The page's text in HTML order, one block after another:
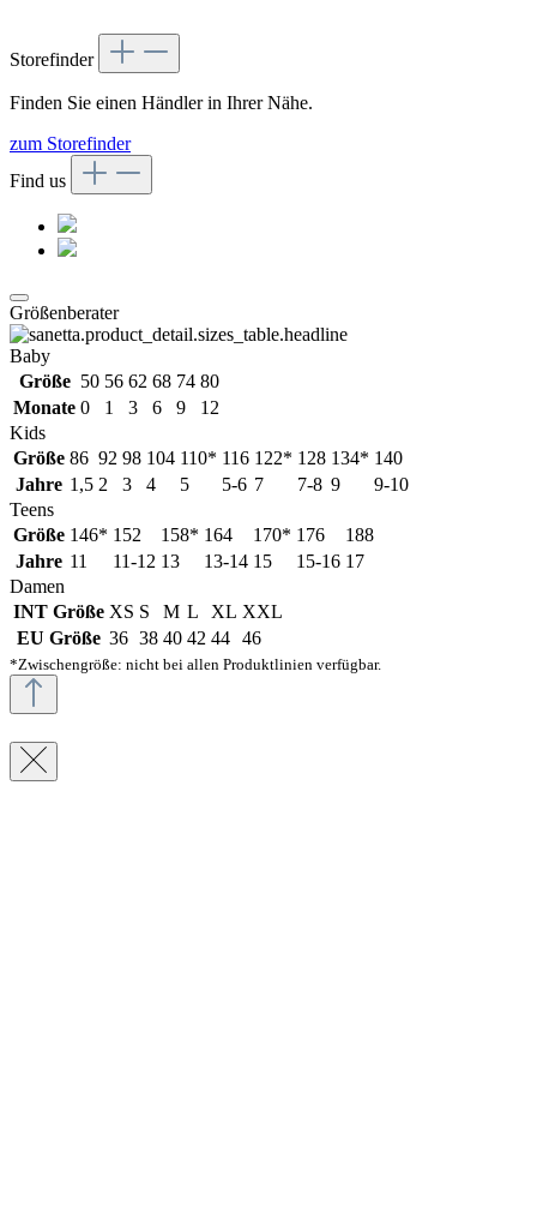
Storefinder
Finden Sie einen Händler in Ihrer Nähe.
zum Storefinder
Find us
Größenberater
Baby
Größe 50 56 62 68 74 80
Monate 0 1 3 6 9
12
Kids
Größe 86 92 98 104 110* 116 122* 128 134* 140
Jahre 1,5 2 3 4 5 5-6 7 7-8 9
9-10
Teens
Größe 146* 152 158* 164 170* 176
188
Jahre 11 11-12 13 13-14 15 15-16 17
Damen
INT Größe XS S M L XL XXL
EU Größe 36 38 40 42 44 46
*Zwischengröße: nicht bei allen Produktlinien verfügbar.